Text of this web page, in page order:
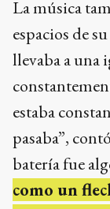
La música
espacios de
llevaba a una
estaba
pasaba”,
batería fue
como un